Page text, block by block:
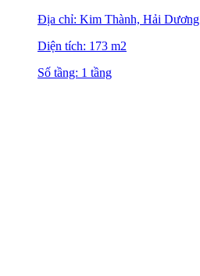
Địa chỉ: Kim Thành, Hải Dương
Diện tích: 173 m2
Số tầng: 1 tầng